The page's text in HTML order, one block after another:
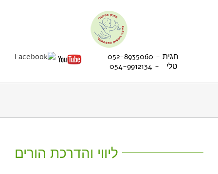
חגית - 052-8935060
טלי - 054-9912134
ליווי והדרכת הורים